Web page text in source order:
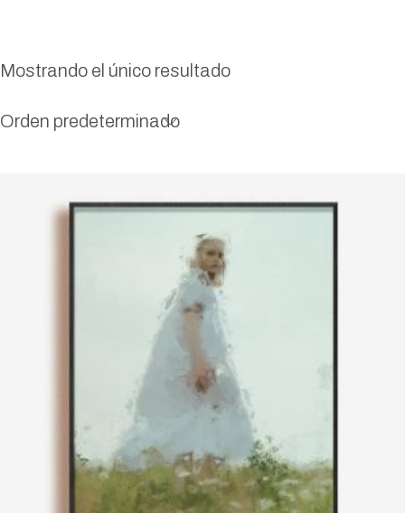
Mostrando el único resultado
Orden predeterminado